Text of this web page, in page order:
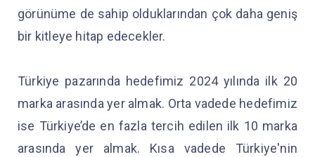
görünüme de sahip olduklarından çok daha geniş
bir kitleye hitap edecekler.
Türkiye pazarında hedefimiz 2024 yılında ilk 20
marka arasında yer almak. Orta vadede hedefimiz
ise Türkiye’de en fazla tercih edilen ilk 10 marka
arasında yer almak. Kısa vadede Türkiye'nin